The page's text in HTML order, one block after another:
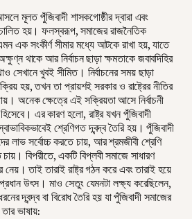
মূলত পুঁজিবাদী শাসকগোষ্ঠীর দ্বারা এবং
হয়। ফলস্বরূপ, সমাজের রাজনৈতিক
এক সংকীর্ণ সীমার মধ্যে আটকে রাখা হয়, যাতে
থাকে আর নির্বাচন ছাড়া ক্ষমতাকে জবাবদিহির
সেখানে খুবই সীমিত। নির্বাচনের সময় ছাড়া
হয়, তখন তা প্রায়শই সরকার ও রাষ্ট্রের নীতির
অনেক ক্ষেত্রে এই সক্রিয়তা আসে নির্বাচনী
এর কারণ হলো, রাষ্ট্র যখন পুঁজিবাদী
শ্রেণিগত দ্বন্দ্ব তৈরি হয়। পুঁজিবাদী
লাভ সর্বোচ্চ করতে চায়, আর শ্রমজীবী শ্রেণি
বিপরীতে, একটি বিপ্লবী সমাজে সাধারণ
নেয়। তাই তারাই রাষ্ট্র গঠন করে এবং তারাই হয়ে
প্রধান উৎস। মাও সেতুং যেমনটা লক্ষ্য করেছিলেন,
দ্বন্দ্ব বা বিরোধ তৈরি হয় যা পুঁজিবাদী সমাজের
ভাষায়: